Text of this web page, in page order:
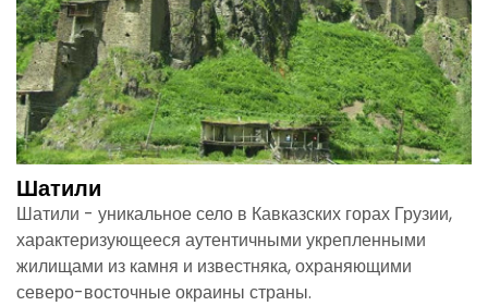
Шатили
Шатили - уникальное село в Кавказских горах Грузии,
характеризующееся аутентичными укрепленными
жилищами из камня и известняка, охраняющими
северо-восточные окраины страны.